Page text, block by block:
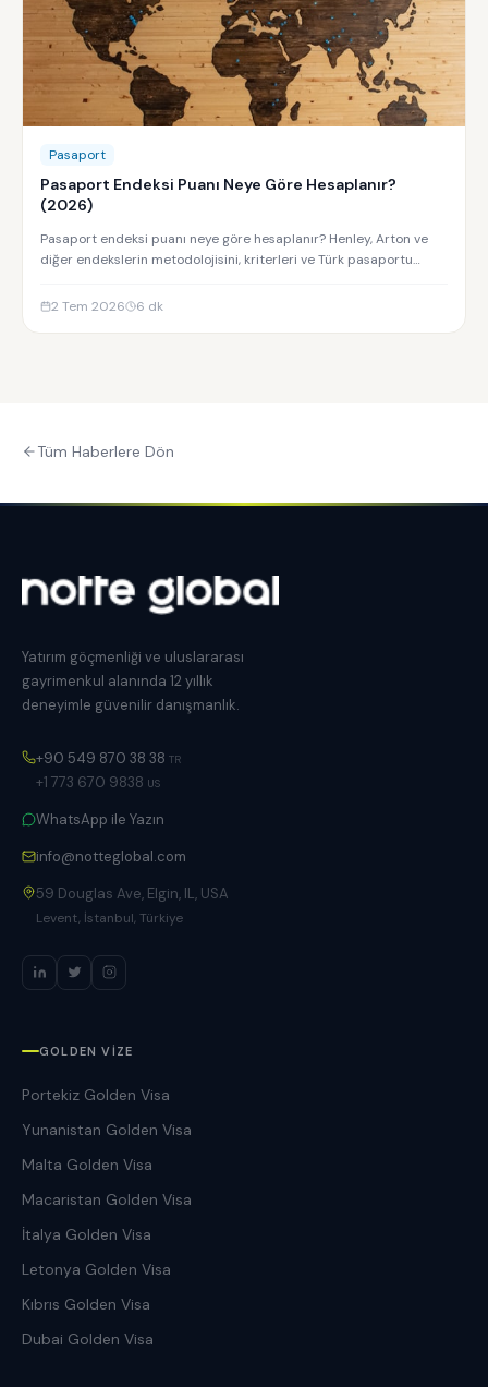
Pasaport
Pasaport Endeksi Puanı Neye Göre Hesaplanır?
(2026)
Pasaport endeksi puanı neye göre hesaplanır? Henley, Arton ve
diğer endekslerin metodolojisini, kriterleri ve Türk pasaportu
2 Tem 2026
6 dk
Tüm Haberlere Dön
Yatırım göçmenliği ve uluslararası
gayrimenkul alanında 12 yıllık
deneyimle güvenilir danışmanlık.
+90 549 870 38 38 TR
+1 773 670 9838 US
WhatsApp ile Yazın
info@notteglobal.com
59 Douglas Ave, Elgin, IL, USA
Levent, İstanbul, Türkiye
GOLDEN VIZE
Portekiz Golden Visa
Yunanistan Golden Visa
Malta Golden Visa
Macaristan Golden Visa
İtalya Golden Visa
Letonya Golden Visa
Kıbrıs Golden Visa
Dubai Golden Visa